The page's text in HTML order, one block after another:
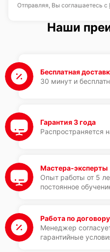
Отправляя, Вы соглашаетесь с
Наши
Бесплатная
30 минут и
Гарантия 3 года
Распространяется
Мастера-эксперты
Опыт работы от 5
постоянное
Работа по договору
Менеджер
гарантийные